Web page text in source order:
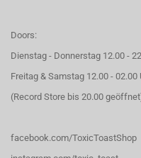
Doors:
Dienstag - Donnerstag 12.00 -
Freitag & Samstag 12.00 - 02.00
(Record Store bis 20.00
facebook.com/ToxicToastShop